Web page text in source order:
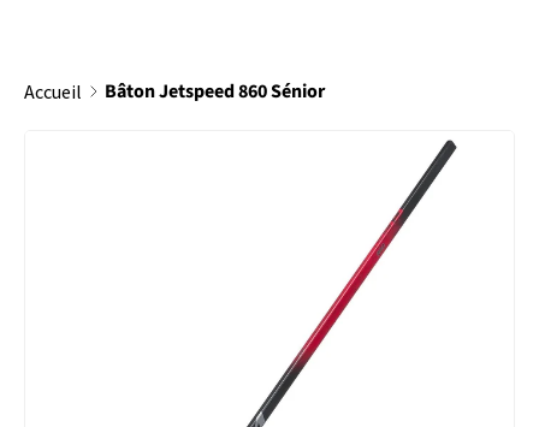
Accueil Bâton Jetspeed 860 Sénior
PASSER AUX INFORMATIONS PRODUITS